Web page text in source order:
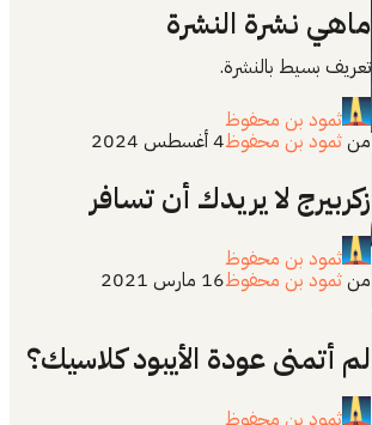
ماهي نشرة النشرة
تعريف بسيط بالنشرة.
ثمود بن محفوظ
منثمود بن محفوظ4 أغسطس 2024
زكربيرج لا يريدك أن تسافر
ثمود بن محفوظ
منثمود بن محفوظ16 مارس 2021
لم أتمنى عودة الأيبود كلاسيك؟
ثمود بن محفوظ